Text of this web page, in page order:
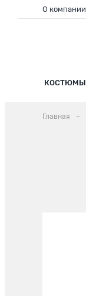
КОСТЮМЫ
О компании
Главная